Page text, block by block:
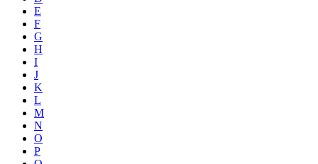
E
F
G
H
I
J
K
L
M
N
O
P